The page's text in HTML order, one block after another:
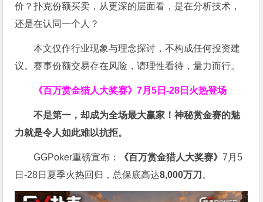
价？扑克份额买卖，从更深的层面看，是在分析技术，
还是在认同一个人？
本文仅作行业现象与理念探讨，不构成任何投资建
议。赛事份额交易存在风险，请理性看待，量力而行。
《百万赏金猎人大奖赛》7月5日-28日火热登场
不是第一，却成为全场最大赢家！神秘赏金赛的魅
力就是令人如此难以抗拒。
GGPoker重磅宣布： 《百万赏金猎人大奖赛》7月5
日-28日夏季火热回归，总保底高达8,000万刀 。